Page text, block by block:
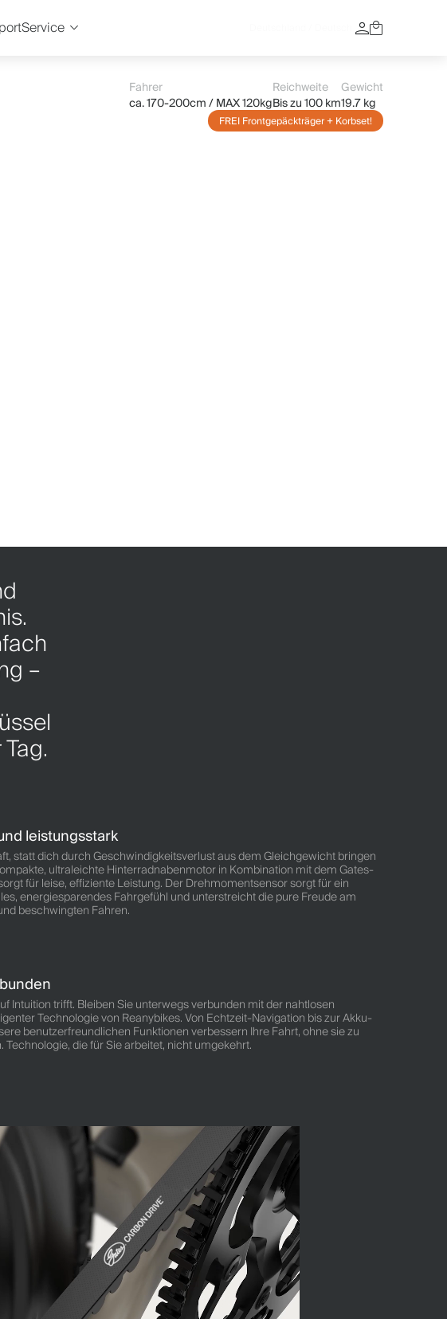
Service
Fahrer
ca. 170-200cm / MAX 120kg
Reichweite
Bis zu 100 km
Gewicht
19.7 kg
FREI Frontgepäckträger + Korbset!
–
leistungsstark
statt dich durch Geschwindigkeitsverlust aus dem Gleichgewicht bringen
ultraleichte Hinterradnabenmotor in Kombination mit dem Gates-
für leise, effiziente Leistung. Der Drehmomentsensor sorgt für ein
energiesparendes Fahrgefühl und unterstreicht die pure Freude am
beschwingten Fahren.
Intuition trifft. Bleiben Sie unterwegs verbunden mit der nahtlosen
Technologie von Reanybikes. Von Echtzeit-Navigation bis zur Akku-
benutzerfreundlichen Funktionen verbessern Ihre Fahrt, ohne sie zu
Technologie, die für Sie arbeitet, nicht umgekehrt.